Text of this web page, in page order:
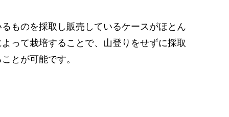
ものを採取し販売しているケースがほとん
って栽培することで、山登りをせずに採取
とが可能です。